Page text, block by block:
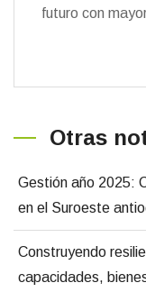
futuro con
Otras
Gestión año 2025:
en el Suroeste
Construyendo
capacidades,